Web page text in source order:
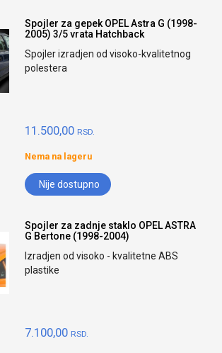
Spojler za gepek OPEL Astra G (1998-
2005) 3/5 vrata Hatchback
Spojler izradjen od visoko-kvalitetnog
polestera
11.500,00 RSD.
Nema na lageru
Nije dostupno
Spojler za zadnje staklo OPEL ASTRA
G Bertone (1998-2004)
Izradjen od visoko - kvalitetne ABS
plastike
7.100,00 RSD.